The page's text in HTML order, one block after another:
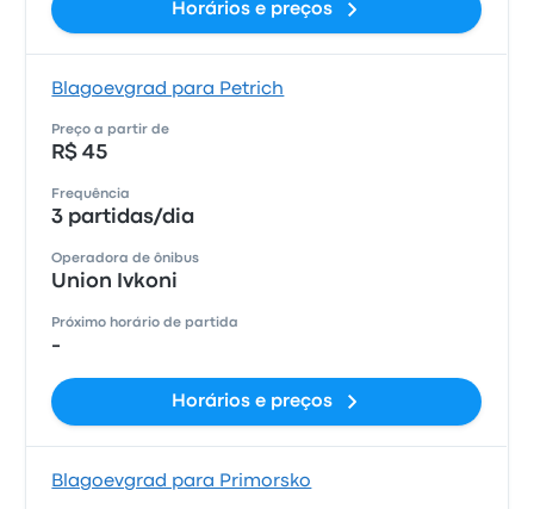
Horários e preços
Blagoevgrad para Petrich
Preço a partir de
R$ 45
Frequência
3 partidas/dia
Operadora de ônibus
Union Ivkoni
Próximo horário de partida
-
Horários e preços
Blagoevgrad para Primorsko